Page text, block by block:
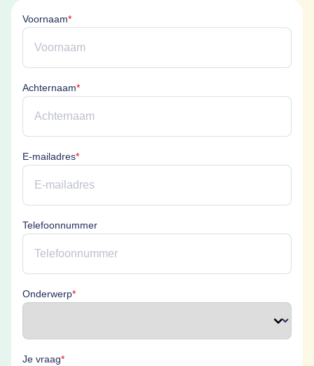
Voornaam*Voornaam is verplicht
Achternaam*Achternaam is verplicht
E-mailadres*E-mailadres is verplicht
Telefoonnummer
Onderwerp*Onderwerp is verplicht
Je vraag*Je vraag is verplicht